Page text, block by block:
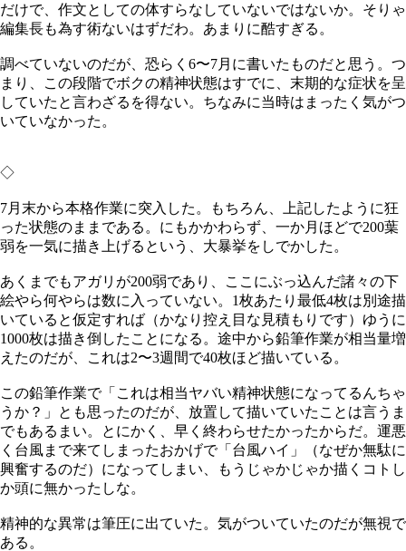
だけで、作文としての体すらなしていないではないか。そりゃ
編集長も為す術ないはずだわ。あまりに酷すぎる。
調べていないのだが、恐らく6〜7月に書いたものだと思う。つ
まり、この段階でボクの精神状態はすでに、末期的な症状を呈
していたと言わざるを得ない。ちなみに当時はまったく気がつ
いていなかった。
◇
7月末から本格作業に突入した。もちろん、上記したように狂
った状態のままである。にもかかわらず、一か月ほどで200葉
弱を一気に描き上げるという、大暴挙をしでかした。
あくまでもアガリが200弱であり、ここにぶっ込んだ諸々の下
絵やら何やらは数に入っていない。1枚あたり最低4枚は別途描
いていると仮定すれば（かなり控え目な見積もりです）ゆうに
1000枚は描き倒したことになる。途中から鉛筆作業が相当量増
えたのだが、これは2〜3週間で40枚ほど描いている。
この鉛筆作業で「これは相当ヤバい精神状態になってるんちゃ
うか？」とも思ったのだが、放置して描いていたことは言うま
でもあるまい。とにかく、早く終わらせたかったからだ。運悪
く台風まで来てしまったおかげで「台風ハイ」（なぜか無駄に
興奮するのだ）になってしまい、もうじゃかじゃか描くコトし
か頭に無かったしな。
精神的な異常は筆圧に出ていた。気がついていたのだが無視で
ある。